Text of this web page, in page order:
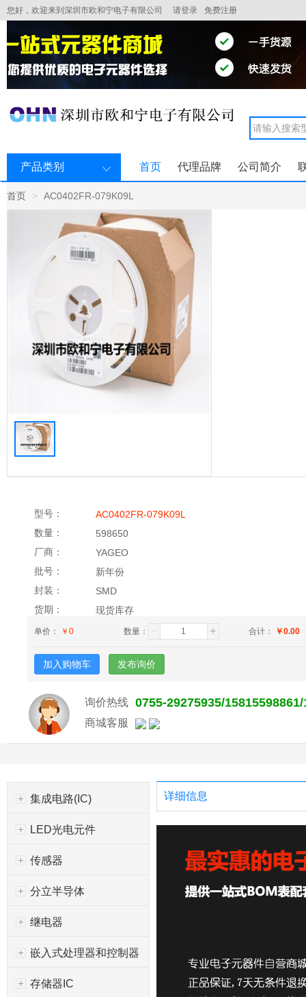
您好，欢迎来到深圳市欧和宁电子有限公司 请登录 免费注册
产品类别 首页 代理品牌 公司简介
首页 AC0402FR-079K09L
型号： AC0402FR-079K09L
数量： 598650
厂商： YAGEO
批号： 新年份
封装： SMD
货期： 现货库存
单价： ￥ 0 数量： 合计： ￥0.00
加入购物车 发布询价
询价热线 0755-29275935/
商城客服
集成电路(IC)
LED光电元件
传感器
分立半导体
继电器
嵌入式处理器和控制器
存储器IC
详细信息